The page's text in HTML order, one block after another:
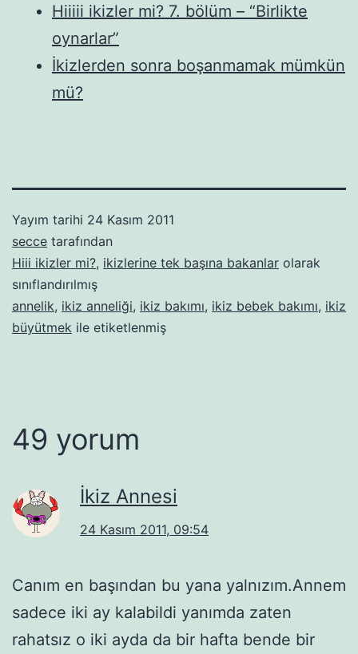
Hiiiii ikizler mi? 7. bölüm – “Birlikte
oynarlar”
İkizlerden sonra boşanmamak mümkün
mü?
Yayım tarihi 24 Kasım 2011
secce tarafından
Hiii ikizler mi?, ikizlerine tek başına bakanlar olarak
sınıflandırılmış
annelik, ikiz anneliği, ikiz bakımı, ikiz bebek bakımı, ikiz
büyütmek ile etiketlenmiş
49 yorum
İkiz Annesi
24 Kasım 2011, 09:54
Canım en başından bu yana yalnızım.Annem
sadece iki ay kalabildi yanımda zaten
rahatsız o iki ayda da bir hafta bende bir